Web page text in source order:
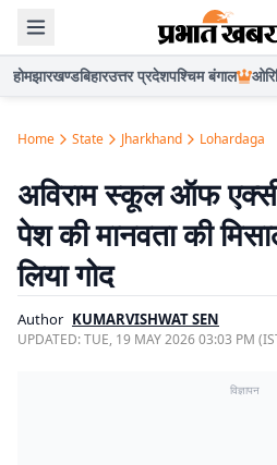
होमझारखण्डबिहारउत्तर प्रदेशपश्चिम बंगाल
Home State Jharkhand Lohardaga
अविराम स्कूल ऑफ
पेश की मानवता की
लिया गोद
Author KUMARVISHWAT SEN
UPDATED:TUE, 19 MAY 2026 03:03 PM
विज्ञापन